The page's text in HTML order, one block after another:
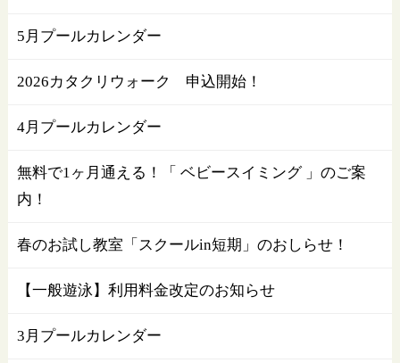
5月プールカレンダー
2026カタクリウォーク 申込開始！
4月プールカレンダー
無料で1ヶ月通える！「 ベビースイミング 」のご案
内！
春のお試し教室「スクールin短期」のおしらせ！
【一般遊泳】利用料金改定のお知らせ
3月プールカレンダー